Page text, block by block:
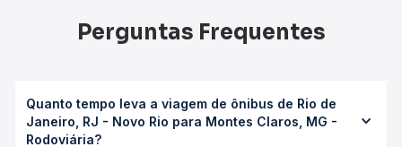
Perguntas Frequentes
Quanto tempo leva a viagem de ônibus de Rio de
Janeiro, RJ - Novo Rio para Montes Claros, MG -
Rodoviária?